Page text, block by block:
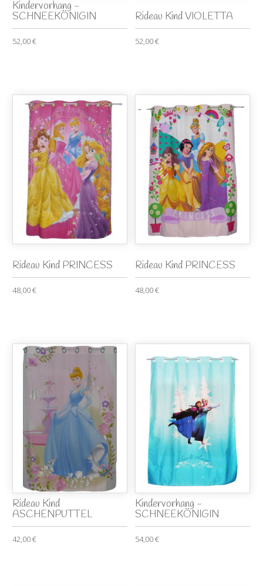
Kindervorhang -
SCHNEEKÖNIGIN
52,00 €
Rideau Kind VIOLETTA
52,00 €
Rideau Kind PRINCESS
48,00 €
Rideau Kind PRINCESS
48,00 €
Rideau Kind
ASCHENPUTTEL
42,00 €
Kindervorhang -
SCHNEEKÖNIGIN
54,00 €